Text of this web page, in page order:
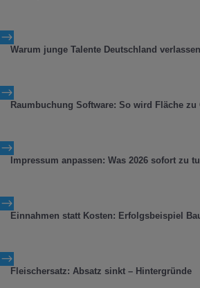
$
Warum junge Talente Deutschland verlassen
$
Raumbuchung Software: So wird Fläche zu
$
Impressum anpassen: Was 2026 sofort zu
$
Einnahmen statt Kosten: Erfolgsbeispiel
$
Fleischersatz: Absatz sinkt – Hintergründe